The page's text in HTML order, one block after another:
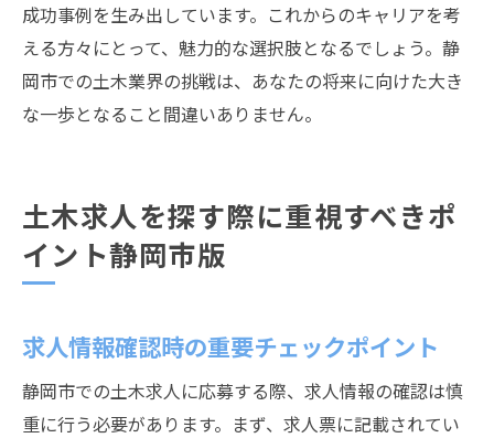
成功事例を生み出しています。これからのキャリアを考
える方々にとって、魅力的な選択肢となるでしょう。静
岡市での土木業界の挑戦は、あなたの将来に向けた大き
な一歩となること間違いありません。
土木求人を探す際に重視すべきポ
イント静岡市版
求人情報確認時の重要チェックポイント
静岡市での土木求人に応募する際、求人情報の確認は慎
重に行う必要があります。まず、求人票に記載されてい